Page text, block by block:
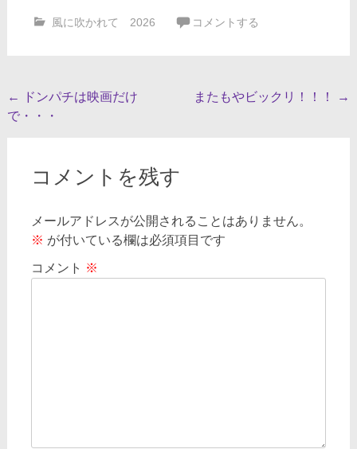
風に吹かれて 2026 コメントする
投
稿
←
ドンパチは映画だけ
で・・・
またもやビックリ！！！ →
コメントを残す
メールアドレスが公開されることはありません。
※ が付いている欄は必須項目です
コメント ※